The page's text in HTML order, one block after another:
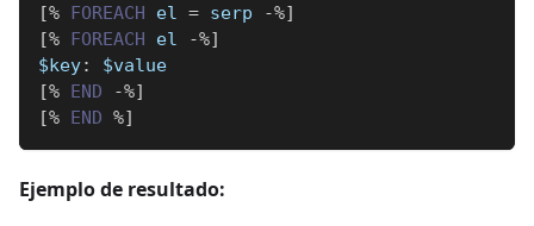
[% FOREACH el = serp -%]
[% FOREACH el -%]
$key:
$value
[% END -%]
[% END %]
Ejemplo de resultado: